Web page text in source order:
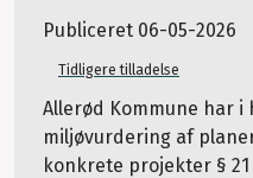
Publiceret 06-05-2026
Tidligere tilladelse
Allerød Kommune har i
miljøvurdering af
konkrete projekter §